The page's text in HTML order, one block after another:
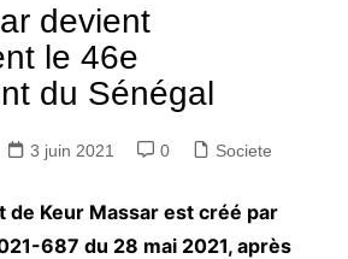
devient
le 46e
du Sénégal
3 juin 2021 0 Societe
de Keur Massar est créé par
687 du 28 mai 2021, après